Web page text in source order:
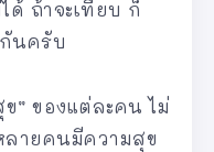
ด้ ถ้าจะเทียบ ก็
นครับ
” ของแต่ละคน ไม่
ายคนมีความสุข